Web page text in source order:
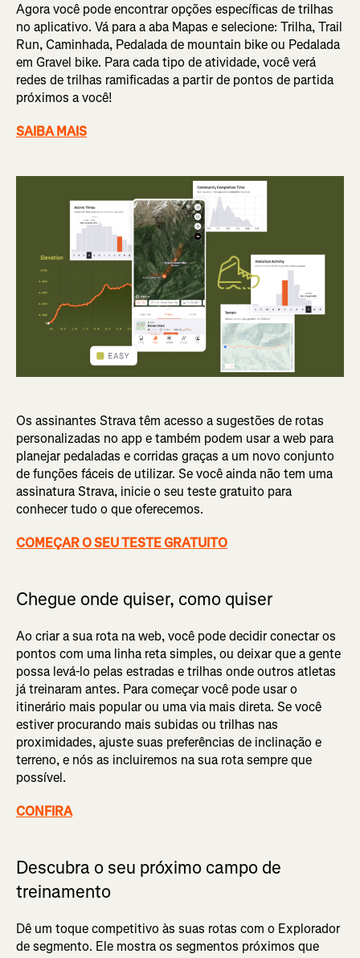
Agora você pode encontrar opções específicas de trilhas
no aplicativo. Vá para a aba Mapas e selecione: Trilha, Trail
Run, Caminhada, Pedalada de mountain bike ou Pedalada
em Gravel bike. Para cada tipo de atividade, você verá
redes de trilhas ramificadas a partir de pontos de partida
próximos a você!
SAIBA MAIS
Os assinantes Strava têm acesso a sugestões de rotas
personalizadas no app e também podem usar a web para
planejar pedaladas e corridas graças a um novo conjunto
de funções fáceis de utilizar. Se você ainda não tem uma
assinatura Strava, inicie o seu teste gratuito para
conhecer tudo o que oferecemos.
COMEÇAR O SEU TESTE GRATUITO
Chegue onde quiser, como quiser
Ao criar a sua rota na web, você pode decidir conectar os
pontos com uma linha reta simples, ou deixar que a gente
possa levá-lo pelas estradas e trilhas onde outros atletas
já treinaram antes. Para começar você pode usar o
itinerário mais popular ou uma via mais direta. Se você
estiver procurando mais subidas ou trilhas nas
proximidades, ajuste suas preferências de inclinação e
terreno, e nós as incluiremos na sua rota sempre que
possível.
CONFIRA
Descubra o seu próximo campo de
treinamento
Dê um toque competitivo às suas rotas com o Explorador
de segmento. Ele mostra os segmentos próximos que